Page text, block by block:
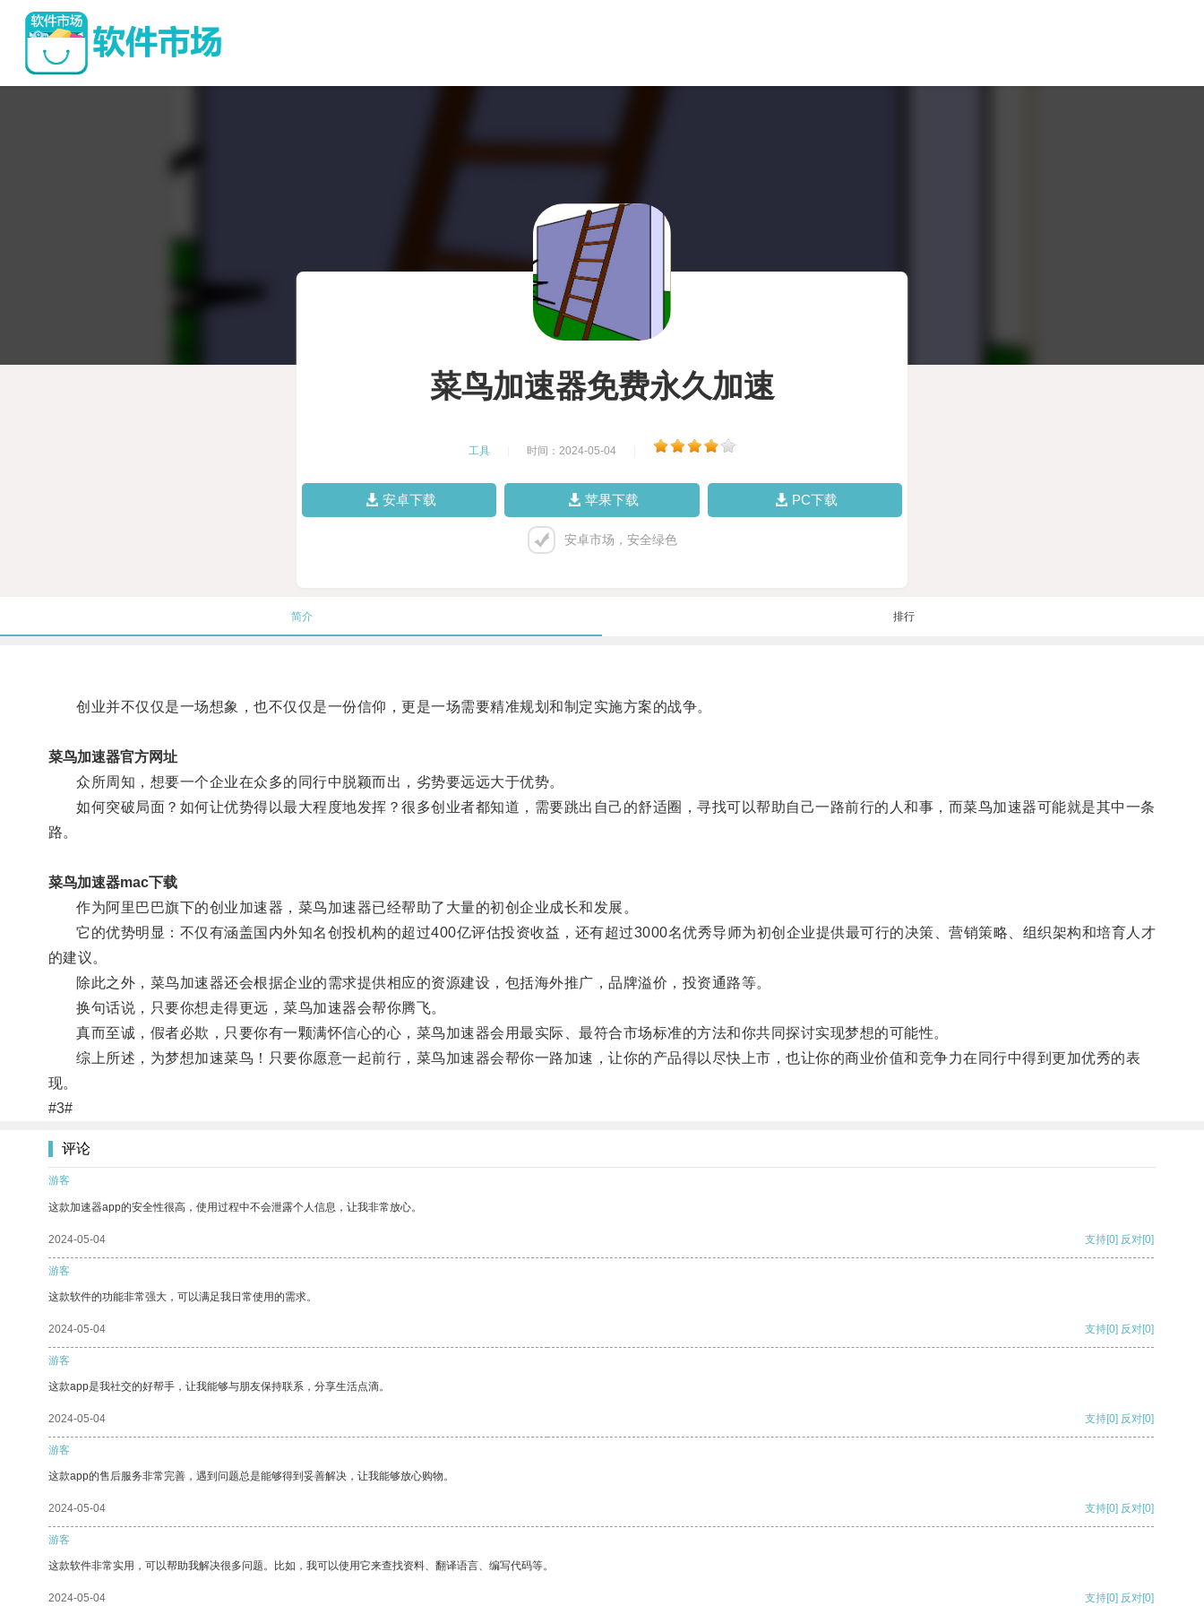
菜鸟加速器免费永久加速
工具 时间：2024-05-04
安卓下载 苹果下载 PC下载
安卓市场，安全绿色
简介 排行
创业并不仅仅是一场想象，也不仅仅是一份信仰，更是一场需要精准规划和制定实施方案的战争。
菜鸟加速器官方网址
众所周知，想要一个企业在众多的同行中脱颖而出，劣势要远远大于优势。
如何突破局面？如何让优势得以最大程度地发挥？很多创业者都知道，需要跳出自己的舒适圈，寻找可以帮助自己一路前行的人和事，而菜鸟加速器可能就是其中一条
路。
菜鸟加速器mac下载
作为阿里巴巴旗下的创业加速器，菜鸟加速器已经帮助了大量的初创企业成长和发展。
它的优势明显：不仅有涵盖国内外知名创投机构的超过400亿评估投资收益，还有超过3000名优秀导师为初创企业提供最可行的决策、营销策略、组织架构和培育人才
的建议。
除此之外，菜鸟加速器还会根据企业的需求提供相应的资源建设，包括海外推广，品牌溢价，投资通路等。
换句话说，只要你想走得更远，菜鸟加速器会帮你腾飞。
真而至诚，假者必欺，只要你有一颗满怀信心的心，菜鸟加速器会用最实际、最符合市场标准的方法和你共同探讨实现梦想的可能性。
综上所述，为梦想加速菜鸟！只要你愿意一起前行，菜鸟加速器会帮你一路加速，让你的产品得以尽快上市，也让你的商业价值和竞争力在同行中得到更加优秀的表
现。
#3#
评论
游客
这款加速器app的安全性很高，使用过程中不会泄露个人信息，让我非常放心。
2024-05-04 支持[0] 反对[0]
游客
这款软件的功能非常强大，可以满足我日常使用的需求。
2024-05-04 支持[0] 反对[0]
游客
这款app是我社交的好帮手，让我能够与朋友保持联系，分享生活点滴。
2024-05-04 支持[0] 反对[0]
游客
这款app的售后服务非常完善，遇到问题总是能够得到妥善解决，让我能够放心购物。
2024-05-04 支持[0] 反对[0]
游客
这款软件非常实用，可以帮助我解决很多问题。比如，我可以使用它来查找资料、翻译语言、编写代码等。
2024-05-04 支持[0] 反对[0]